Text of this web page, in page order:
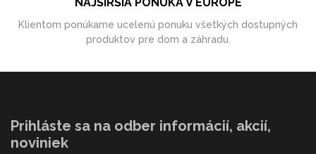
Klientom ponúkame ucelenú ponuku všetkých dostupných
produktov pre dom a záhradu.
Prihláste sa na odber informácií, akcií,
noviniek